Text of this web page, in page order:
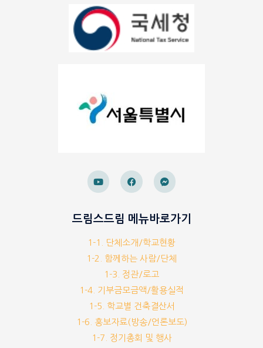
드림스드림 메뉴바로가기
1-1. 단체소개/학교현황
1-2. 함께하는 사람/단체
1-3. 정관/로고
1-4. 기부금모금액/활용실적
1-5. 학교별 건축결산서
1-6. 홍보자료(방송/언론보도)
1-7. 정기총회 및 행사